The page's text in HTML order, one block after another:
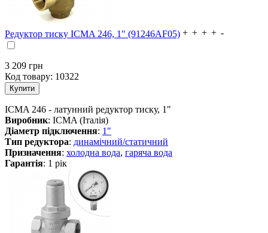
Редуктор тиску ICMA 246, 1" (91246AF05)
3 209 грн
Код товару: 10322
ICMA 246 - латунний редуктор тиску, 1"
Виробник: ICMA (Італія)
Діаметр підключення: 1"
Тип редуктора: динамічний/статичний
Призначення: холодна вода, гаряча вода
Гарантія: 1 рік